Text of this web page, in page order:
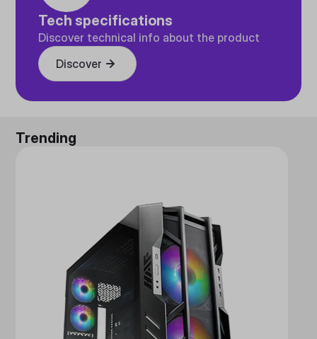
Tech specifications
Discover technical info about the product
Discover
Trending